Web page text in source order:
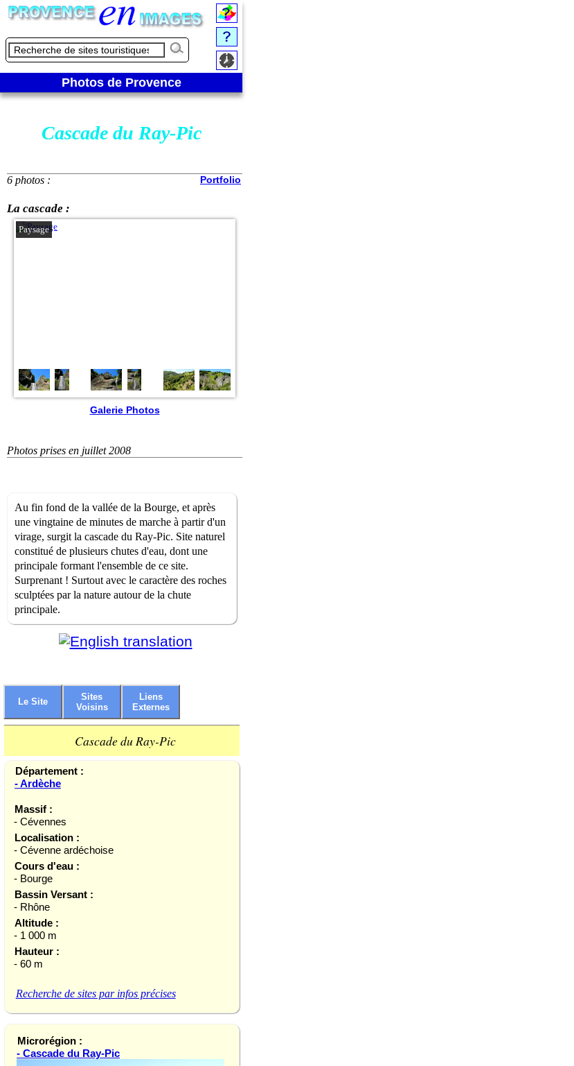
Photos de Provence
Cascade du Ray-Pic
6 photos : Portfolio
La cascade :
Paysage
Galerie Photos
Photos prises en juillet 2008
Au fin fond de la vallée de la Bourge, et après
une vingtaine de minutes de marche à partir d'un
virage, surgit la cascade du Ray-Pic. Site naturel
constitué de plusieurs chutes d'eau, dont une
principale formant l'ensemble de ce site.
Surprenant ! Surtout avec le caractère des roches
sculptées par la nature autour de la chute
principale.
Le Site
Sites
Voisins
Liens
Externes
Cascade du Ray-Pic
Département :
- Ardèche
Massif :
- Cévennes
Localisation :
- Cévenne ardéchoise
Cours d'eau :
- Bourge
Bassin Versant :
- Rhône
Altitude :
- 1 000 m
Hauteur :
- 60 m
Recherche de sites par infos précises
Microrégion :
- Cascade du Ray-Pic